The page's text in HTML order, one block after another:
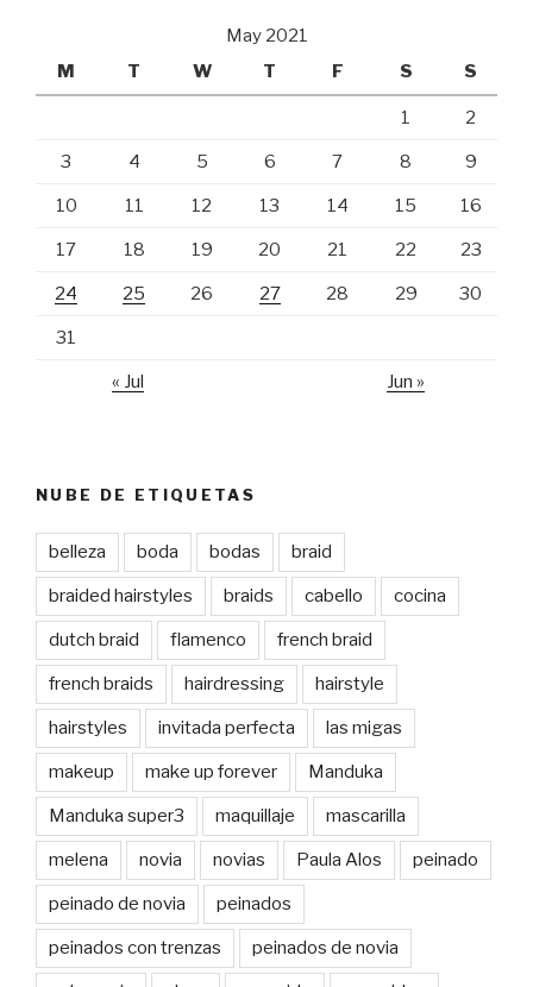
May 2021
M
T W T F S S
1 2
3 4 5 6 7 8 9
10 11 12 13 14 15 16
17 18 19 20 21 22 23
24 25 26 27 28 29 30
31
« Jul Jun »
NUBE DE ETIQUETAS
belleza boda bodas braid
braided hairstyles braids cabello cocina
dutch braid flamenco french braid
french braids hairdressing hairstyle
hairstyles invitada perfecta las migas
makeup make up forever Manduka
Manduka super3 maquillaje mascarilla
melena novia novias Paula Alos peinado
peinado de novia peinados
peinados con trenzas peinados de novia